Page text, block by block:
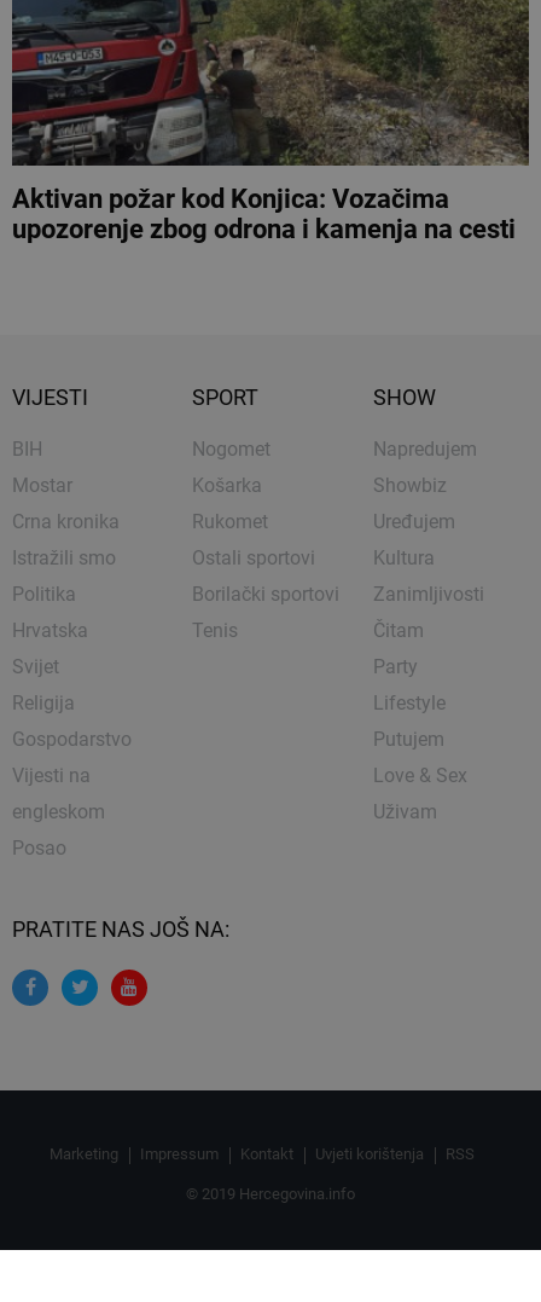
Aktivan požar kod Konjica: Vozačima
upozorenje zbog odrona i kamenja na cesti
VIJESTI
BIH
Mostar
Crna kronika
Istražili smo
Politika
Hrvatska
Svijet
Religija
Gospodarstvo
Vijesti na
engleskom
Posao
SPORT
Nogomet
Košarka
Rukomet
Ostali sportovi
Borilački sportovi
Tenis
SHOW
Napredujem
Showbiz
Uređujem
Kultura
Zanimljivosti
Čitam
Party
Lifestyle
Putujem
Love & Sex
Uživam
PRATITE NAS JOŠ NA:
Marketing Impressum Kontakt Uvjeti korištenja RSS
© 2019 Hercegovina.info